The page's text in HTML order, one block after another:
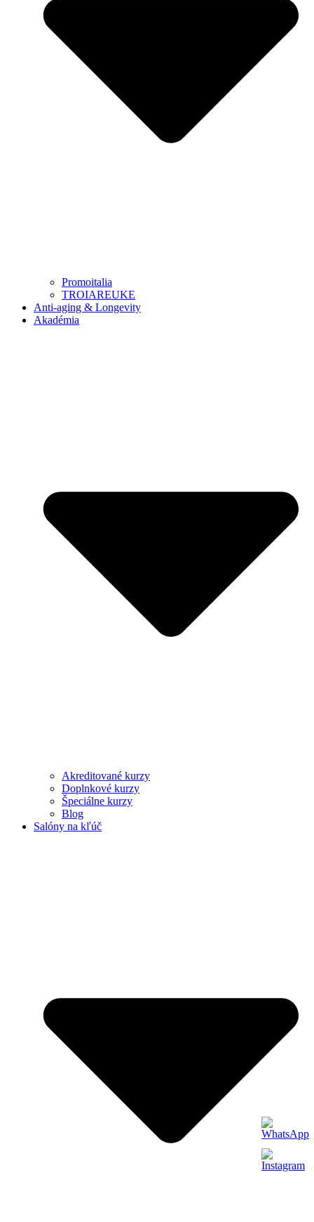
Promoitalia
TROIAREUKE
Anti-aging & Longevity
Akadémia
Akreditované kurzy
Doplnkové kurzy
Špeciálne kurzy
Blog
Salóny na kľúč